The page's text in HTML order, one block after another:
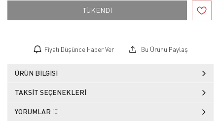
TÜKENDİ
Fiyatı Düşünce Haber Ver Bu Ürünü Paylaş
ÜRÜN BILGISI
TAKSIT SEÇENEKLERI
YORUMLAR (0)